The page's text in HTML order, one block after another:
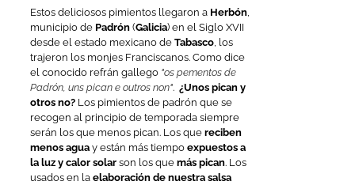
Estos deliciosos pimientos llegaron a Herbón,
municipio de Padrón(Galicia) en el Siglo XVII
desde el estado mexicano de Tabasco, los
trajeron los monjes Franciscanos. Como dice
el conocido refrán gallego "os pementos de
Padrón, uns pican e outros non". ¿Unos pican y
otros no?Los pimientos de padrón que se
recogen al principio de temporada siempre
serán los que menos pican. Los que reciben
menos aguay están más tiempo expuestos a
la luz y calor solarson los que más pican. Los
usados en la elaboración de nuestra salsa